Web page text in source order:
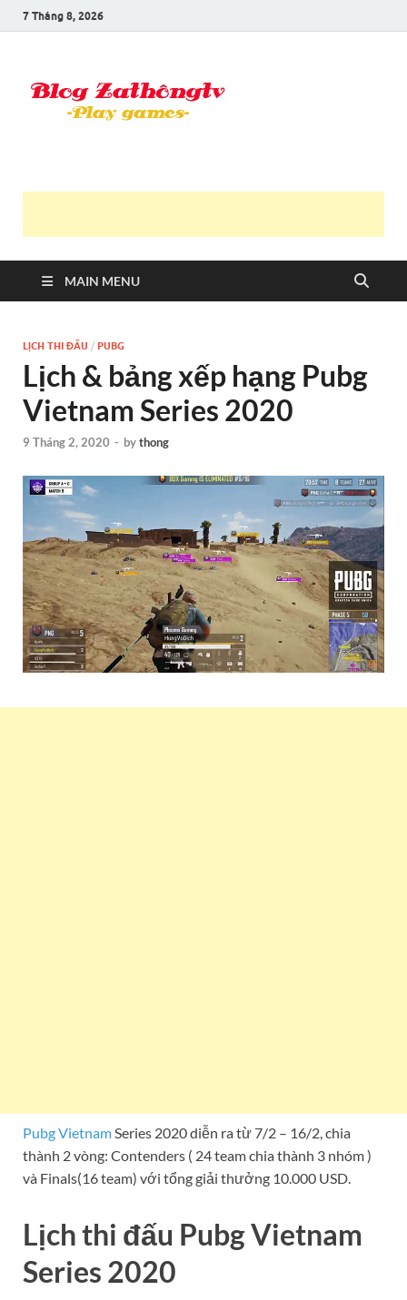
7 Tháng 8, 2026
MAIN MENU
LỊCH THI ĐẤU / PUBG
Lịch & bảng xếp hạng Pubg
Vietnam Series 2020
9 Tháng 2, 2020 - bythong
Pubg VietnamSeries 2020 diễn ra từ 7/2 – 16/2, chia
thành 2 vòng: Contenders ( 24 team chia thành 3 nhóm )
và Finals(16 team) với tổng giải thưởng 10.000 USD.
Lịch thi đấu Pubg Vietnam
Series 2020